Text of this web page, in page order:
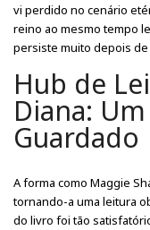
vi perdido no cenário
reino ao mesmo tempo
persiste muito depois de
Hub de
Diana:
Guardado
A forma como Maggie
tornando-a uma leitura
do livro foi tão